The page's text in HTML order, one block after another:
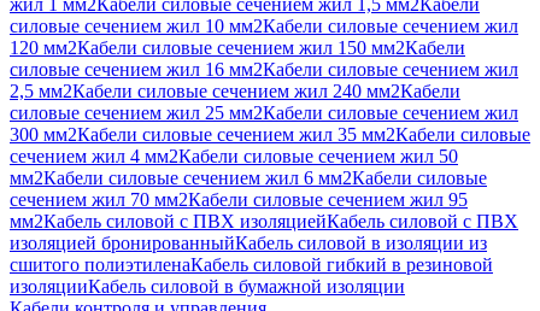
жил 1 мм2Кабели силовые сечением жил 1,5 мм2Кабели
силовые сечением жил 10 мм2Кабели силовые сечением жил
120 мм2Кабели силовые сечением жил 150 мм2Кабели
силовые сечением жил 16 мм2Кабели силовые сечением жил
2,5 мм2Кабели силовые сечением жил 240 мм2Кабели
силовые сечением жил 25 мм2Кабели силовые сечением жил
300 мм2Кабели силовые сечением жил 35 мм2Кабели силовые
сечением жил 4 мм2Кабели силовые сечением жил 50
мм2Кабели силовые сечением жил 6 мм2Кабели силовые
сечением жил 70 мм2Кабели силовые сечением жил 95
мм2Кабель силовой с ПВХ изоляциейКабель силовой с ПВХ
изоляцией бронированныйКабель силовой в изоляции из
сшитого полиэтиленаКабель силовой гибкий в резиновой
изоляцииКабель силовой в бумажной изоляции